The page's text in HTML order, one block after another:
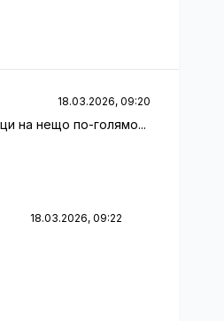
18.03.2026, 09:20
на нещо по-голямо...
18.03.2026, 09:22